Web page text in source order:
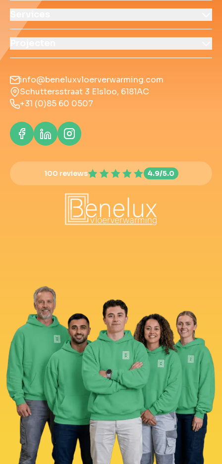
info@beneluxvloerverwarming.com
Schuttersstraat 3 Elsloo, 6181AC
+31 (0)85 60 0507
100 reviews 4.9/5.0